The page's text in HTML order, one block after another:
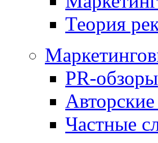
Теория
PR-обзоры
Авторские
Частные